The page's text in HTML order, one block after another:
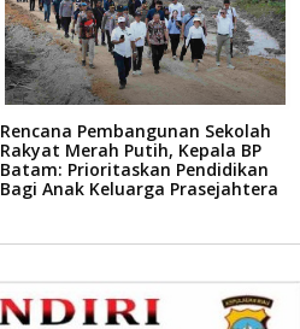
Rencana Pembangunan Sekolah
Rakyat Merah Putih, Kepala BP
Batam: Prioritaskan Pendidikan
Bagi Anak Keluarga Prasejahtera